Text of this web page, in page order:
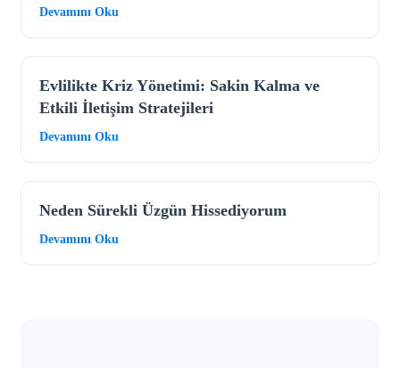
Devamını Oku
Evlilikte Kriz Yönetimi: Sakin Kalma ve
Etkili İletişim Stratejileri
Devamını Oku
Neden Sürekli Üzgün Hissediyorum
Devamını Oku